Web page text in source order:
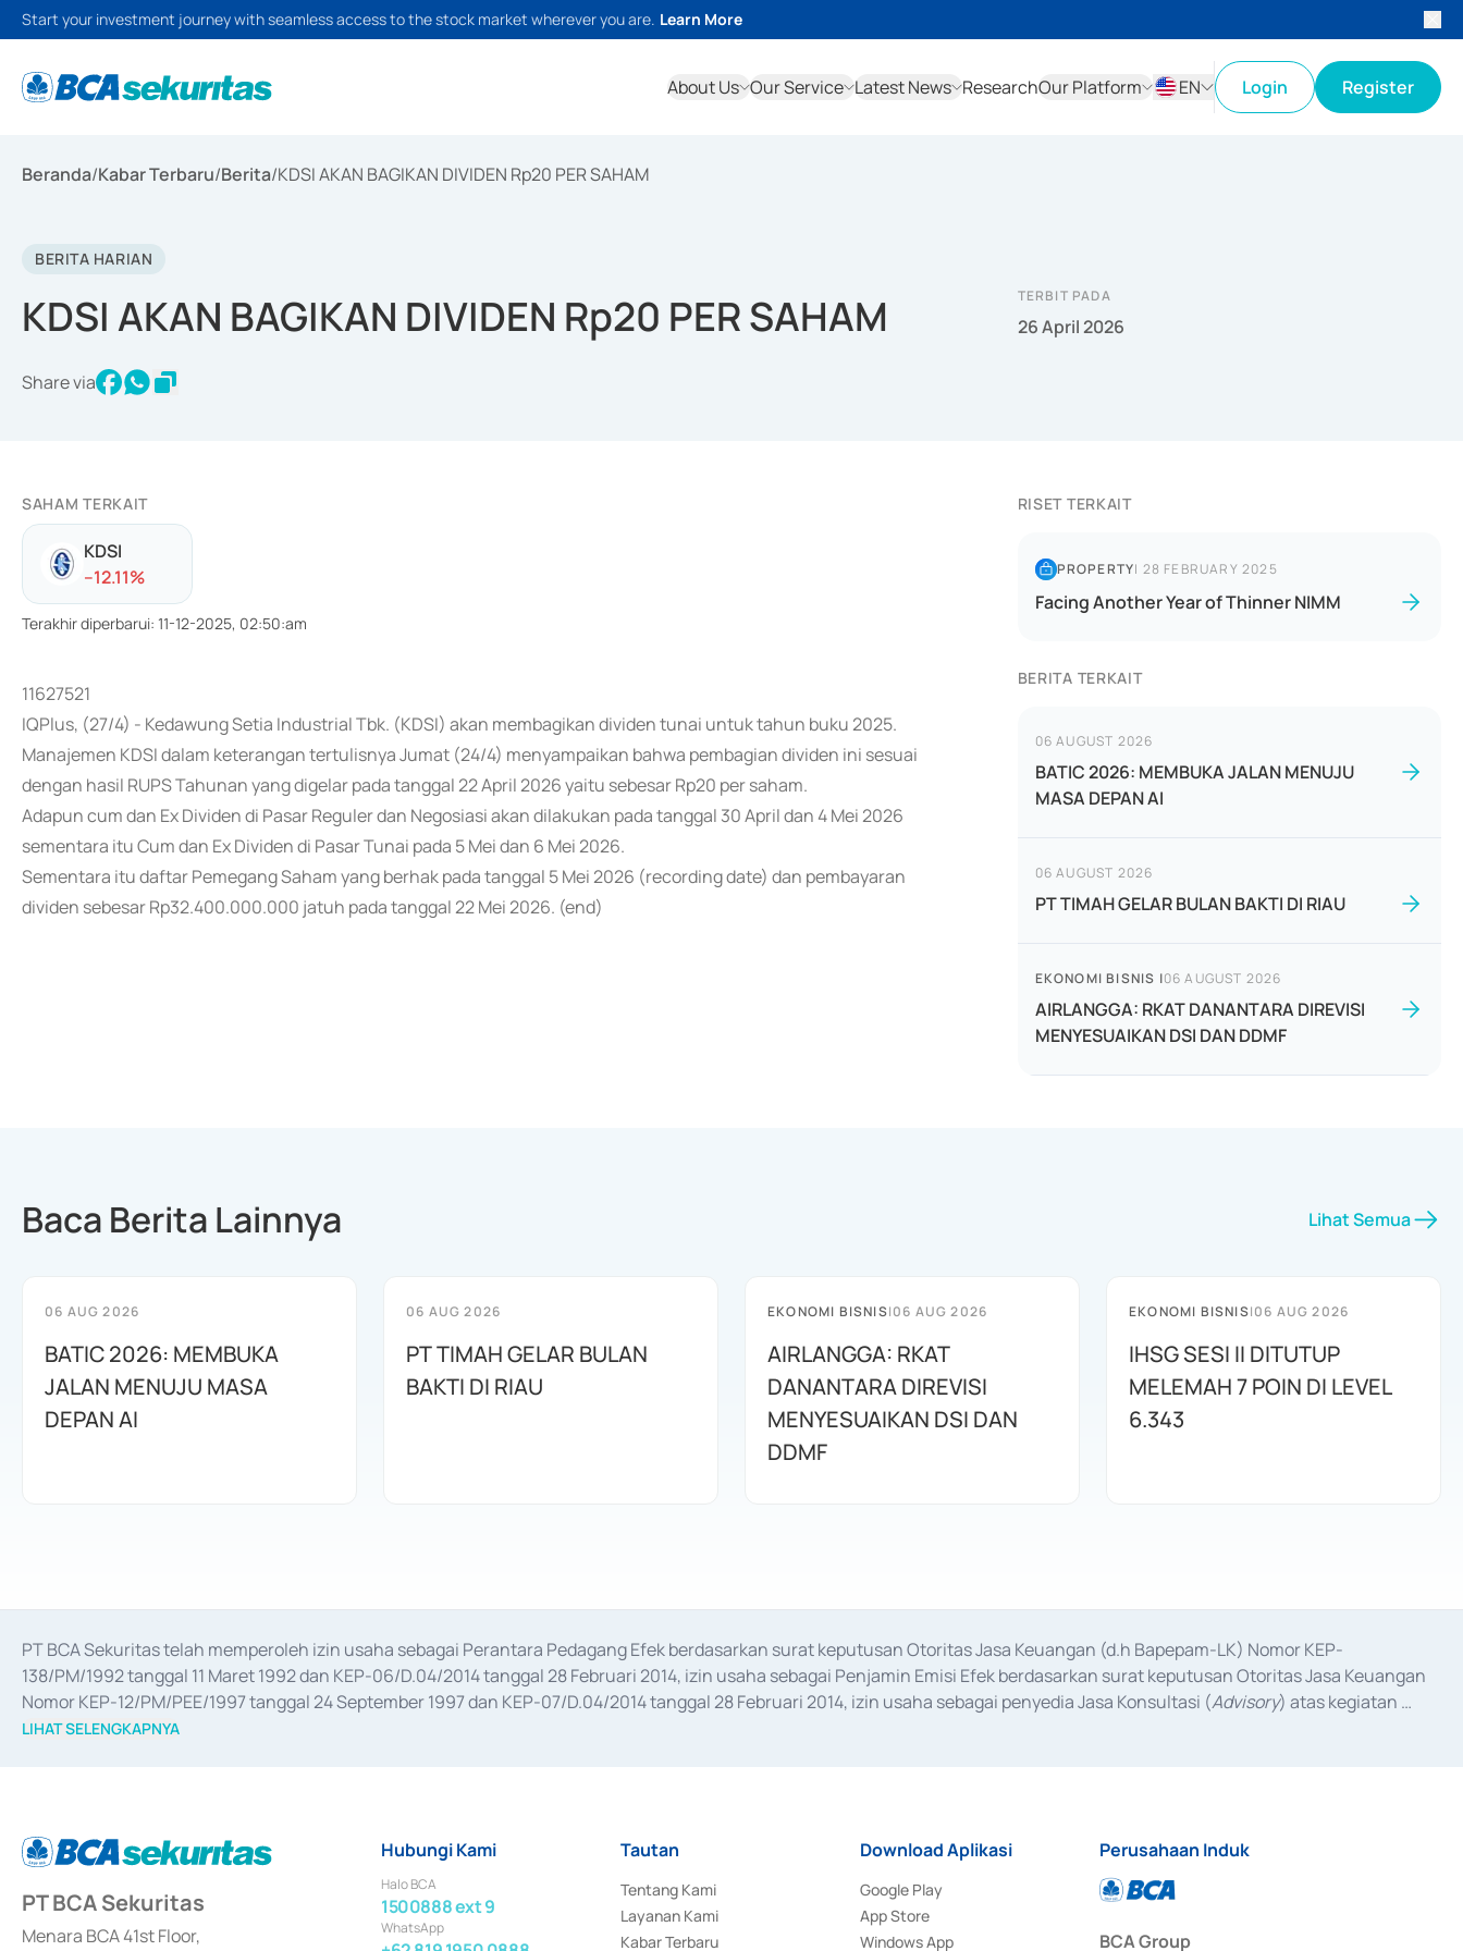
Start your investment journey with seamless access to the stock market wherever you are. Learn More
About Us Our Service Latest News ResearchOur Platform
EN
Login Register
Beranda/Kabar Terbaru/Berita/KDSI AKAN BAGIKAN DIVIDEN Rp20 PER SAHAM
BERITA HARIAN
KDSI AKAN BAGIKAN DIVIDEN Rp20 PER SAHAM
Share via
TERBIT PADA
26 April 2026
SAHAM TERKAIT
KDSI
--12.11%
Terakhir diperbarui: 11-12-2025, 02:50:am
11627521
IQPlus, (27/4) - Kedawung Setia Industrial Tbk. (KDSI) akan membagikan dividen tunai untuk tahun buku 2025.
Manajemen KDSI dalam keterangan tertulisnya Jumat (24/4) menyampaikan bahwa pembagian dividen ini sesuai
dengan hasil RUPS Tahunan yang digelar pada tanggal 22 April 2026 yaitu sebesar Rp20 per saham.
Adapun cum dan Ex Dividen di Pasar Reguler dan Negosiasi akan dilakukan pada tanggal 30 April dan 4 Mei 2026
sementara itu Cum dan Ex Dividen di Pasar Tunai pada 5 Mei dan 6 Mei 2026.
Sementara itu daftar Pemegang Saham yang berhak pada tanggal 5 Mei 2026 (recording date) dan pembayaran
dividen sebesar Rp32.400.000.000 jatuh pada tanggal 22 Mei 2026. (end)
RISET TERKAIT
PROPERTY| 28 FEBRUARY 2025
Facing Another Year of Thinner NIMM
BERITA TERKAIT
06 AUGUST 2026
BATIC 2026: MEMBUKA JALAN MENUJU
MASA DEPAN AI
06 AUGUST 2026
PT TIMAH GELAR BULAN BAKTI DI RIAU
EKONOMI BISNIS |06 AUGUST 2026
AIRLANGGA: RKAT DANANTARA DIREVISI
MENYESUAIKAN DSI DAN DDMF
Baca Berita Lainnya Lihat Semua
06 AUG 2026
BATIC 2026: MEMBUKA
JALAN MENUJU MASA
DEPAN AI
06 AUG 2026
PT TIMAH GELAR BULAN
BAKTI DI RIAU
EKONOMI BISNIS|06 AUG 2026
AIRLANGGA: RKAT
DANANTARA DIREVISI
MENYESUAIKAN DSI DAN
DDMF
EKONOMI BISNIS|06 AUG 2026
IHSG SESI II DITUTUP
MELEMAH 7 POIN DI LEVEL
6.343
PT BCA Sekuritas telah memperoleh izin usaha sebagai Perantara Pedagang Efek berdasarkan surat keputusan Otoritas Jasa Keuangan (d.h Bapepam-LK) Nomor KEP-
138/PM/1992 tanggal 11 Maret 1992 dan KEP-06/D.04/2014 tanggal 28 Februari 2014, izin usaha sebagai Penjamin Emisi Efek berdasarkan surat keputusan Otoritas Jasa Keuangan
Nomor KEP-12/PM/PEE/1997 tanggal 24 September 1997 dan KEP-07/D.04/2014 tanggal 28 Februari 2014, izin usaha sebagai penyedia Jasa Konsultasi (Advisory) atas kegiatan
merger, akuisisi, divestasi, dan
LIHAT SELENGKAPNYA
PT BCA Sekuritas
Menara BCA 41st Floor,
Hubungi Kami
Halo BCA
1500888 ext 9
WhatsApp
Tautan
Tentang Kami
Layanan Kami
Kabar Terbaru
Download Aplikasi
Google Play
App Store
Windows App
Perusahaan Induk
BCA Group